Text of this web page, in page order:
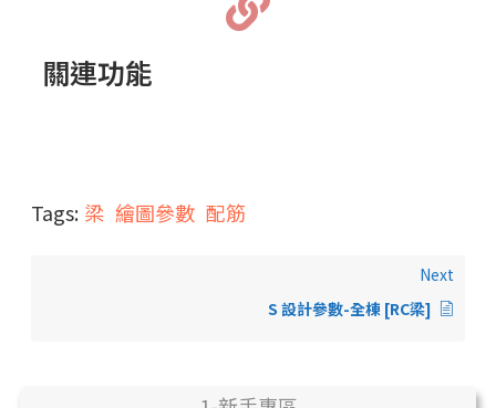
關連功能
Tags: 梁 繪圖參數 配筋
Next
S 設計參數-全棟 [RC梁]